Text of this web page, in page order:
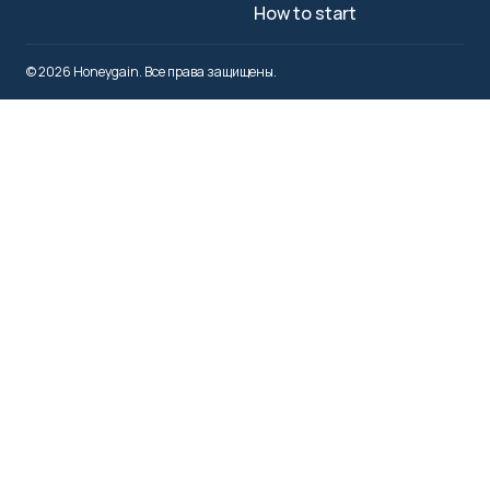
How to start
© 2026 Honeygain. Все права защищены.